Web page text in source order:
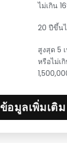
ไม่เกิน
20 ปีขึ้น
สูงสุด 5
หรือไม่เ
ข้อมูลเพิ่มเติม